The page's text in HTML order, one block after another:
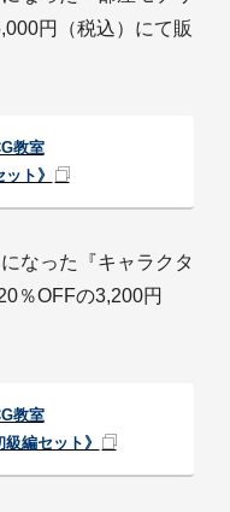
円（税込）にて販
教室
ト》
なった『キャラクタ
％OFFの3,200円
教室
編セット》